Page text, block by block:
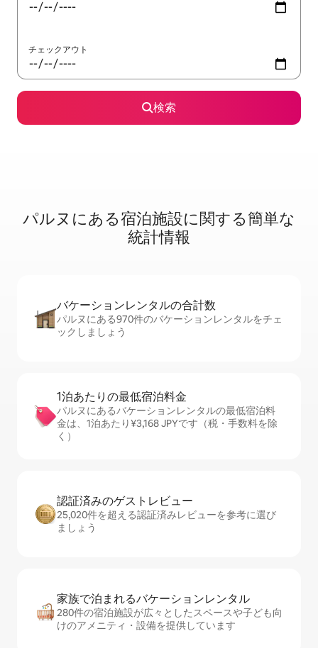
チェックアウト
検索
パルヌに⁠あ⁠る宿⁠泊⁠施⁠設⁠に関⁠す⁠る簡⁠単⁠な
統⁠計⁠情⁠報
バケーションレ⁠ン⁠タ⁠ル⁠の合⁠計⁠数
パルヌにある970件のバケーションレンタルをチェ
ックしましょう
1泊あたりの最⁠低⁠宿⁠泊⁠料⁠金
パルヌにあるバケーションレンタルの最低宿泊料
金は、1泊あたり¥3,168 JPYです（税・手数料を除
く）
認証済みのゲ⁠ス⁠ト⁠レ⁠ビ⁠ュ⁠ー
25,020件を超える認証済みレビューを参考に選び
ましょう
家族で泊まれるバ⁠ケ⁠ー⁠シ⁠ョ⁠ンレ⁠ン⁠タ⁠ル
280件の宿泊施設が広々としたスペースや子ども向
けのアメニティ・設備を提供しています